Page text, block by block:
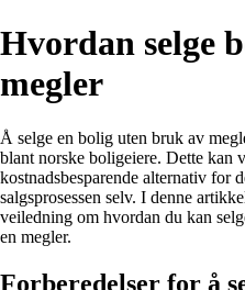
Hvordan selge
megler
Å selge en bolig uten bruk av
blant norske boligeiere. Dette kan
kostnadsbesparende alternativ for
salgsprosessen selv. I denne
veiledning om hvordan du kan
en megler.
Forberedelser for å